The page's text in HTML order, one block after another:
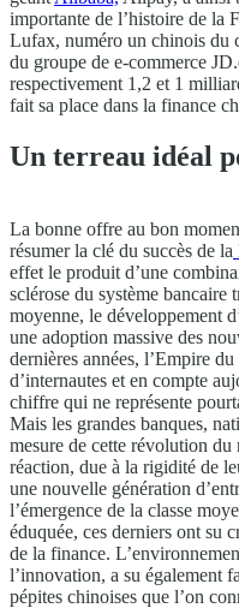
importante de l’histoire de la
Lufax, numéro un chinois du
du groupe de e-commerce
respectivement 1,2 et 1
fait sa place dans la finance
Un terreau idéal
La bonne offre au bon
résumer la clé du succès de la
effet le produit d’une
sclérose du système bancaire
moyenne, le développement
une adoption massive des
dernières années, l’Empire
d’internautes et en compte
chiffre qui ne représente
Mais les grandes banques,
mesure de cette révolution
réaction, due à la rigidité de
une nouvelle génération
l’émergence de la classe
éduquée, ces derniers ont su
de la finance.
l’innovation, a su également
pépites chinoises que l’on